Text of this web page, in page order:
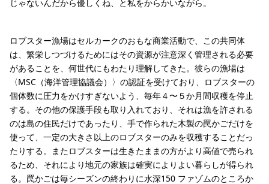
じゃないんだから優しくね、と私をからかいながら。
ロブスター漁場はセルカークのおもな商業活動で、この共同体
は、繁栄しつづけるためにはその資源が注意深く管理される必要
があることを、何世代にもわたり理解してきた。彼らの漁場は
〈MSC（海洋管理協議会）〉の認証を受けており、ロブスターの
個体数に圧力をかけすぎないよう、毎年４〜５か月間収穫を停止
する。その他の保護手段も取り入れており、それは漁を許される
のは島の住民だけであったり、手で作られた木製の罠かごだけを
使って、一定の大きさ以上のロブスターのみを収穫することだっ
たりする。またロブスターは生きたままの方がより高値で売られ
るため、それにより地元の家族は確実によりよい暮らしが得られ
る。罠かごは毎シーズンの終わりに水深150 ファゾムのところか